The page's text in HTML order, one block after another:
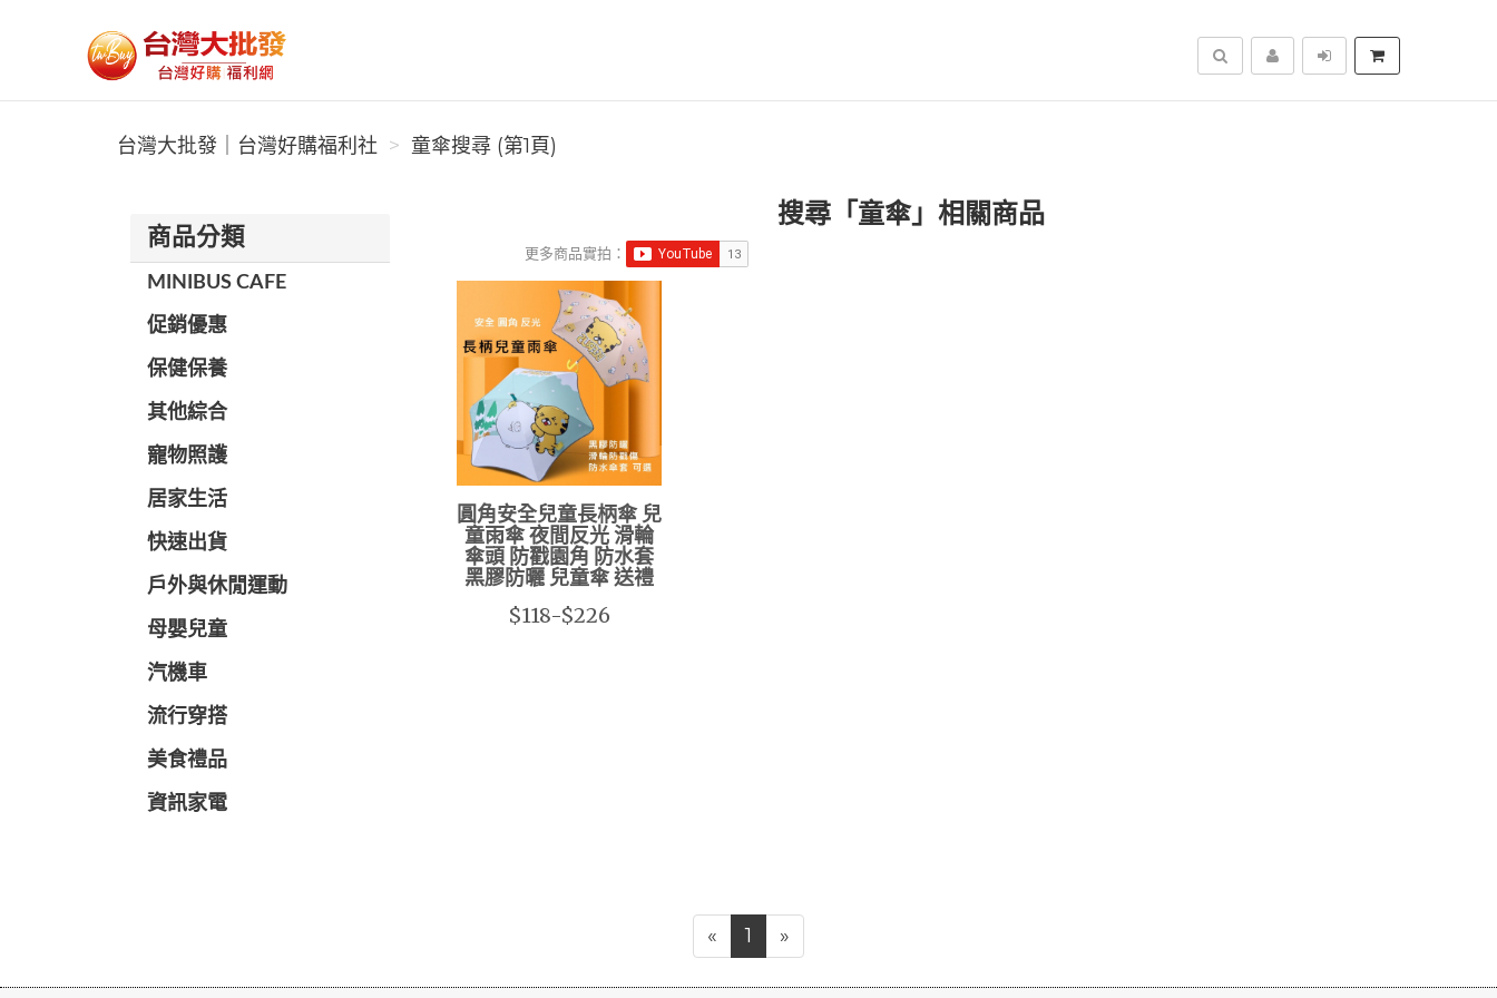
台灣大批發｜台灣好購福利社
搜尋
台灣大批發｜台灣好購福利社 童傘搜尋 (第1頁)
商品分類
MINIBUS CAFE
促銷優惠
保健保養
其他綜合
寵物照護
居家生活
快速出貨
戶外與休閒運動
母嬰兒童
汽機車
流行穿搭
美食禮品
資訊家電
搜尋「童傘」相關商品
更多商品實拍：
圓角安全兒童長柄傘 兒
童雨傘 夜間反光 滑輪
傘頭 防戳園角 防水套
黑膠防曬 兒童傘 送禮
$118-$226
« 1 »